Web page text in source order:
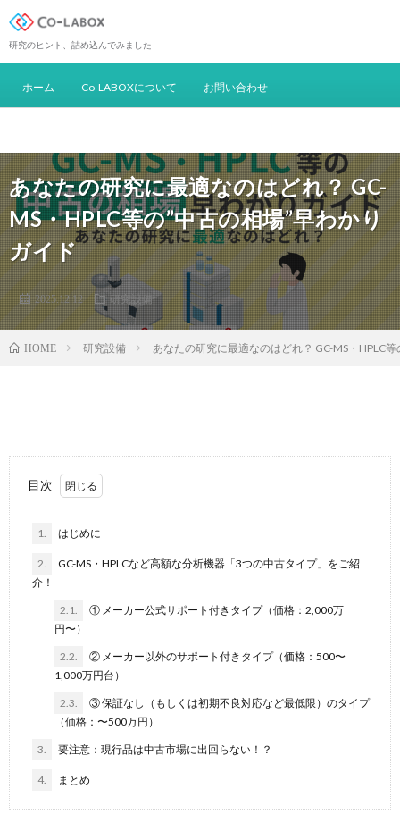
研究のヒント、詰め込んでみました
ホーム Co-LABOXについて お問い合わせ
あなたの研究に最適なのはどれ？ GC-
MS・HPLC等の”中古の相場”早わかり
ガイド
2025.12.12 研究設備
HOME 研究設備 あなたの研究に最適なのはどれ？ GC-MS・HPLC
目次
1. はじめに
2.
GC-MS・HPLCなど高額な分析機器「3つの中古タイプ」をご紹
介！
2.1.
① メーカー公式サポート付きタイプ（価格：2,000万
円〜）
2.2.
② メーカー以外のサポート付きタイプ（価格：500〜
1,000万円台）
2.3.
③ 保証なし（もしくは初期不良対応など最低限）のタイプ
（価格：〜500万円）
3. 要注意：現行品は中古市場に出回らない！？
4. まとめ